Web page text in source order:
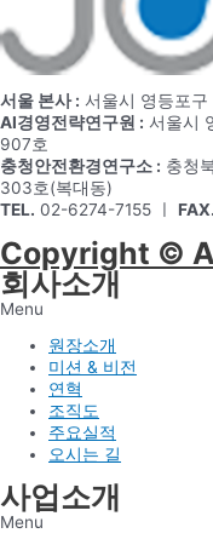
서울 본사 : 서울시 영등포
AI경영전략연구원 : 서울시
907호
충청안전환경연구소 : 충청
303호(복대동)
TEL. 02-6274-7155 ㅣ FAX.
Copyright ©
회사소개
Menu
원장소개
미션 & 비전
연혁
조직도
주요실적
오시는 길
사업소개
Menu